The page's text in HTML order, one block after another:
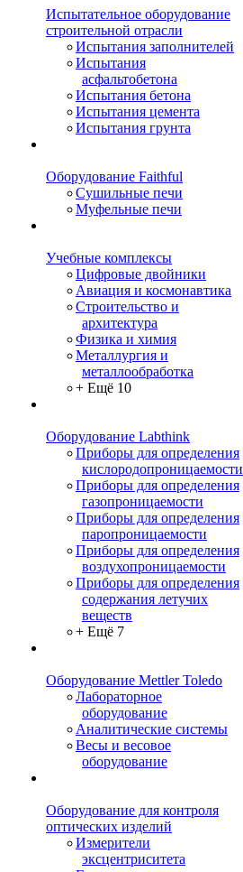
Испытательное оборудование
строительной отрасли
Испытания заполнителей
Испытания
асфальтобетона
Испытания бетона
Испытания цемента
Испытания грунта
Оборудование Faithful
Сушильные печи
Муфельные печи
Учебные комплексы
Цифровые двойники
Авиация и космонавтика
Строительство и
архитектура
Физика и химия
Металлургия и
металлообработка
+ Ещё 10
Оборудование Labthink
Приборы для определения
кислородопроницаемости
Приборы для определения
газопроницаемости
Приборы для определения
паропроницаемости
Приборы для определения
воздухопроницаемости
Приборы для определения
содержания летучих
веществ
+ Ещё 7
Оборудование Mettler Toledo
Лабораторное
оборудование
Аналитические системы
Весы и весовое
оборудование
Оборудование для контроля
оптических изделий
Измерители
эксцентриситета